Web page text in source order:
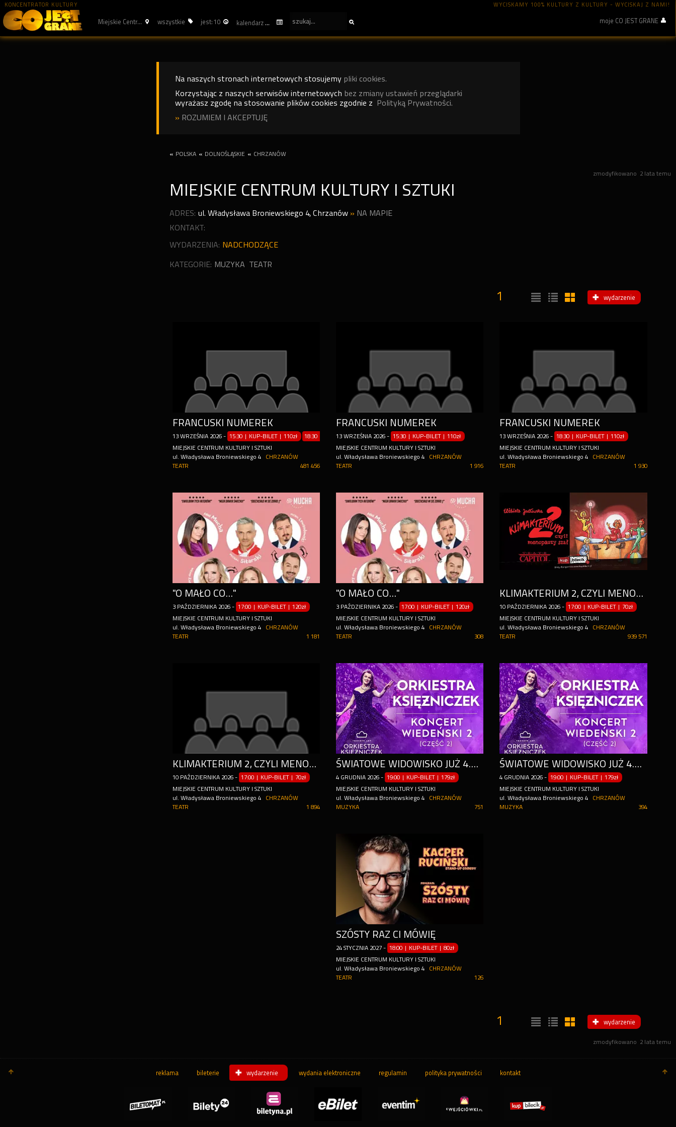
KONCENTRATOR KULTURY WYCISKAMY 100% KULTURY Z KULTURY - WYCISKAJ Z NAMI!
Miejskie Centr... wszystkie jest: 10 kalendarz moje CO JEST GRANE
Na naszych stronach internetowych stosujemy pliki cookies.
Korzystając z naszych serwisów internetowych bez zmiany ustawień przeglądarki
wyrażasz zgodę na stosowanie plików cookies zgodnie z Polityką Prywatności.
» ROZUMIEM I AKCEPTUJĘ
« POLSKA « DOLNOŚLĄSKIE « CHRZANÓW
zmodyfikowano 2 lata temu
MIEJSKIE CENTRUM KULTURY I SZTUKI
ADRES: ul. Władysława Broniewskiego 4, Chrzanów » NA MAPIE
KONTAKT:
WYDARZENIA: NADCHODZĄCE
KATEGORIE: MUZYKA TEATR
wydarzenie
1
FRANCUSKI NUMEREK
13 WRZEŚNIA 2026 - 15:30 | KUP-BILET | 110zł 18:30 | KUP-BILET|110zł
MIEJSKIE CENTRUM KULTURY I SZTUKI
ul. Władysława Broniewskiego 4
CHRZANÓW
481 456
TEATR
FRANCUSKI NUMEREK
13 WRZEŚNIA 2026 - 15:30 | KUP-BILET | 110zł
MIEJSKIE CENTRUM KULTURY I SZTUKI
ul. Władysława Broniewskiego 4
CHRZANÓW
1 916
TEATR
FRANCUSKI NUMEREK
13 WRZEŚNIA 2026 - 18:30 | KUP-BILET |110zł
MIEJSKIE CENTRUM KULTURY I SZTUKI
ul. Władysława Broniewskiego 4
CHRZANÓW
1 930
TEATR
"O MAŁO CO..."
3 PAŹDZIERNIKA 2026 - 17:00 | KUP-BILET | 120zł
MIEJSKIE CENTRUM KULTURY I SZTUKI
ul. Władysława Broniewskiego 4
CHRZANÓW
1 181
TEATR
"O MAŁO CO..."
3 PAŹDZIERNIKA 2026 - 17:00 | KUP-BILET | 120zł
MIEJSKIE CENTRUM KULTURY I SZTUKI
ul. Władysława Broniewskiego 4
CHRZANÓW
308
TEATR
KLIMAKTERIUM 2, CZYLI MENOPAUZY SZAŁ
10 PAŹDZIERNIKA 2026 - 17:00 | KUP-BILET | 70zł
MIEJSKIE CENTRUM KULTURY I SZTUKI
ul. Władysława Broniewskiego 4
CHRZANÓW
939 571
TEATR
KLIMAKTERIUM 2, CZYLI MENOPAUZY SZAŁ
10 PAŹDZIERNIKA 2026 - 17:00 | KUP-BILET | 70zł
MIEJSKIE CENTRUM KULTURY I SZTUKI
ul. Władysława Broniewskiego 4
CHRZANÓW
1 894
TEATR
ŚWIATOWE WIDOWISKO JUŻ 4.12. W CHRZANOWIE!
4 GRUDNIA 2026 - 19:00 | KUP-BILET | 179zł
MIEJSKIE CENTRUM KULTURY I SZTUKI
ul. Władysława Broniewskiego 4
CHRZANÓW
751
MUZYKA
ŚWIATOWE WIDOWISKO JUŻ 4.12. W CHRZANOWIE!
4 GRUDNIA 2026 - 19:00 | KUP-BILET |179zł
MIEJSKIE CENTRUM KULTURY I SZTUKI
ul. Władysława Broniewskiego 4
CHRZANÓW
394
MUZYKA
SZÓSTY RAZ CI MÓWIĘ
24 STYCZNIA 2027 - 18:00 | KUP-BILET | 80zł
MIEJSKIE CENTRUM KULTURY I SZTUKI
ul. Władysława Broniewskiego 4
CHRZANÓW
126
TEATR
wydarzenie
1
zmodyfikowano 2 lata temu
reklama bileterie wydarzenie wydania elektroniczne regulamin polityka prywatności kontakt